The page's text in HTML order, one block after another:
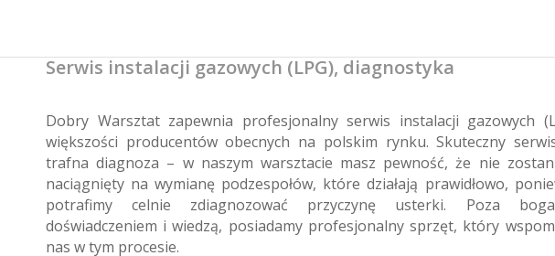
Serwis instalacji gazowych (LPG), diagnostyka
Dobry Warsztat zapewnia profesjonalny serwis instalacji gazowych
większości producentów obecnych na polskim rynku. Skuteczny
trafna diagnoza – w naszym warsztacie masz pewność, że nie
naciągnięty na wymianę podzespołów, które działają prawidłowo,
potrafimy celnie zdiagnozować przyczynę usterki. Poza
doświadczeniem i wiedzą, posiadamy profesjonalny sprzęt, który
nas w tym procesie.